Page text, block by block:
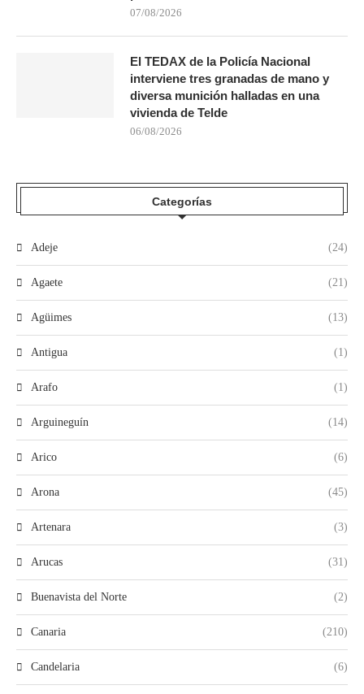
07/08/2026
El TEDAX de la Policía Nacional
interviene tres granadas de mano y
diversa munición halladas en una
vivienda de Telde
06/08/2026
Categorías
Adeje (24)
Agaete (21)
Agüimes (13)
Antigua (1)
Arafo (1)
Arguineguín (14)
Arico (6)
Arona (45)
Artenara (3)
Arucas (31)
Buenavista del Norte (2)
Canaria (210)
Candelaria (6)